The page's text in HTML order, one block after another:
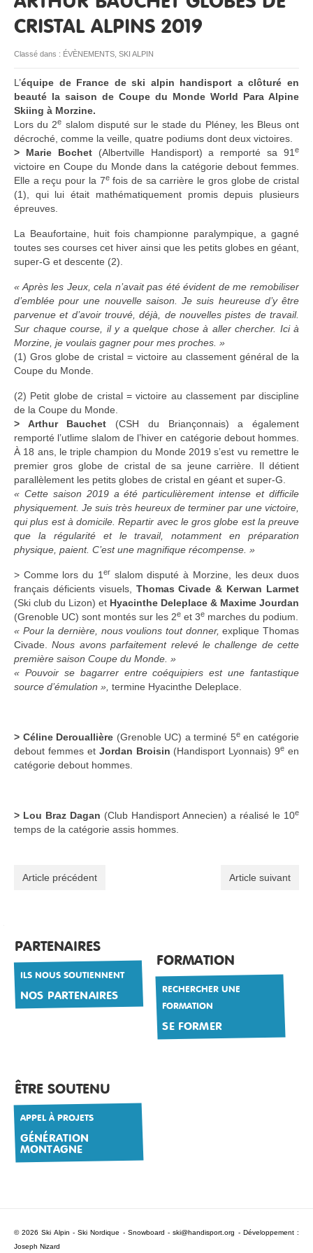
RESSOURCES
CRISTAL ALPINS 2019
Classé dans : ÉVÈNEMENTS SKI ALPIN
L’équipe de France de ski alpin handisport a clôturé en
beauté la saison de Coupe du Monde World Para Alpine
Skiing à Morzine.
Lors du 2e slalom disputé sur le stade du Pléney, les Bleus ont
décroché, comme la veille, quatre podiums dont deux victoires.
> Marie Bochet (Albertville Handisport) a remporté sa 91 e
victoire en Coupe du Monde dans la catégorie debout femmes.
Elle a reçu pour la 7efois de sa carrière le gros globe de cristal
(1), qui lui était mathématiquement promis depuis plusieurs
épreuves.
La Beaufortaine, huit fois championne paralympique, a gagné
toutes ses courses cet hiver ainsi que les petits globes en géant,
super-G et descente (2).
« Après les Jeux, cela n’avait pas été évident de me remobiliser
d’emblée pour une nouvelle saison. Je suis heureuse d’y être
parvenue et d’avoir trouvé, déjà, de nouvelles pistes de travail.
Sur chaque course, il y a quelque chose à aller chercher. Ici à
Morzine, je voulais gagner pour mes proches. »
(1) Gros globe de cristal = victoire au classement général de la
Coupe du Monde.
(2) Petit globe de cristal = victoire au classement par discipline
de la Coupe du Monde.
> Arthur Bauchet (CSH du Briançonnais) a également
remporté l’utlime slalom de l’hiver en catégorie debout hommes.
À 18 ans, le triple champion du Monde 2019 s’est vu remettre le
premier gros globe de cristal de sa jeune carrière. Il détient
parallèlement les petits globes de cristal en géant et super-G.
« Cette saison 2019 a été particulièrement intense et difficile
physiquement. Je suis très heureux de terminer par une victoire,
qui plus est à domicile. Repartir avec le gros globe est la preuve
que la régularité et le travail, notamment en préparation
physique, paient. C’est une magnifique récompense. »
> Comme lors du 1 erslalom disputé à Morzine, les deux duos
français déficients visuels, Thomas Civade & Kerwan Larmet
(Ski club du Lizon) et Hyacinthe Deleplace & Maxime Jourdan
(Grenoble UC) sont montés sur les 2e et 3e marches du podium.
« Pour la dernière, nous voulions tout donner,explique Thomas
Civade.
Nous avons parfaitement relevé le challenge de cette
première saison Coupe du Monde. »
« Pouvoir se bagarrer entre coéquipiers est une fantastique
source d’émulation », termine Hyacinthe Deleplace.
> Céline Derouallière (Grenoble UC) a terminé 5een catégorie
debout femmes et Jordan Broisin (Handisport Lyonnais) 9e en
catégorie debout hommes.
> Lou Braz Dagan (Club Handisport Annecien) a réalisé le 10e
temps de la catégorie assis hommes.
Article précédent Article suivant
PARTENAIRES
ILS NOUS SOUTIENNENT
NOS PARTENAIRES
FORMATION
RECHERCHER UNE
FORMATION
SE FORMER
ÊTRE SOUTENU
APPEL À PROJETS
GÉNÉRATION
MONTAGNE
© 2026 Ski Alpin - Ski Nordique - Snowboard -ski@handisport.org - Développement :
Joseph Nizard